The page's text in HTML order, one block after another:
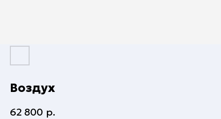
Воздух
62 800 р.